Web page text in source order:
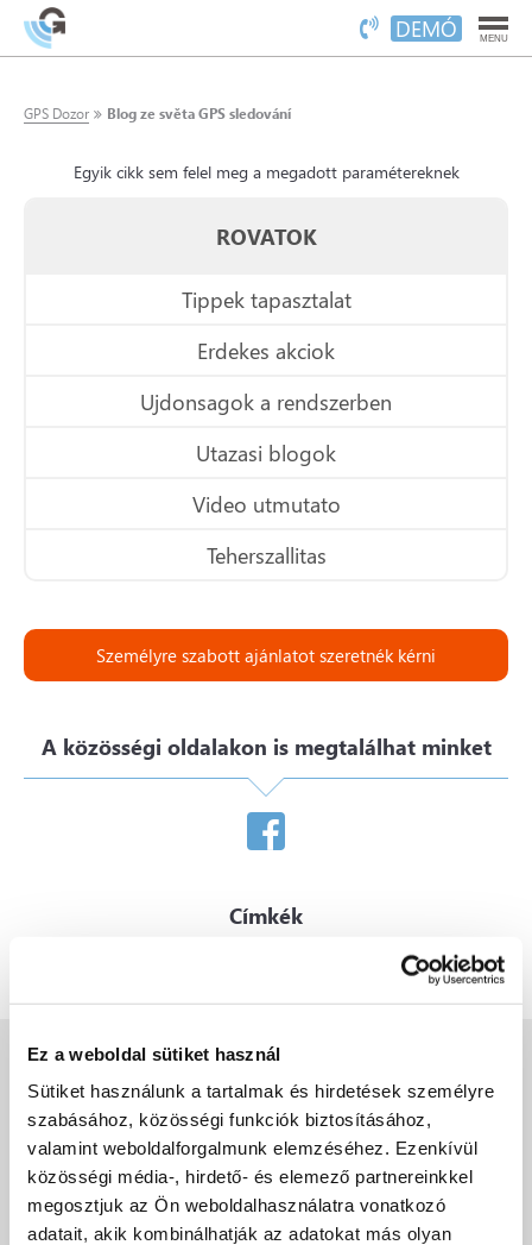
Ez a weboldal sütiket használ
Sütiket használunk a tartalmak és hirdetések személyre
szabásához, közösségi funkciók biztosításához,
valamint weboldalforgalmunk elemzéséhez. Ezenkívül
közösségi média-, hirdető- és elemező partnereinkkel
megosztjuk az Ön weboldalhasználatra vonatkozó
adatait, akik kombinálhatják az adatokat más olyan
DEMÓ MENU
GPS Dozor Blog ze světa GPS sledování
Egyik cikk sem felel meg a megadott paramétereknek
ROVATOK
Tippek tapasztalat
Erdekes akciok
Ujdonsagok a rendszerben
Utazasi blogok
Video utmutato
Teherszallitas
Személyre szabott ajánlatot szeretnék kérni
A közösségi oldalakon is megtalálhat minket
Címkék
Szeretne valamit kérdezni?
Vagy szeretné ingyenesen
tesztelni a szolgáltatásunkat?
Adja meg az elérhetőségét, és mi keresni
fogjuk.